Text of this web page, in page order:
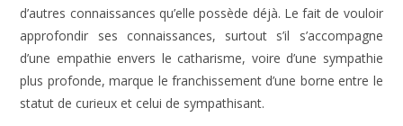
d’autres connaissances qu’elle possède déjà. Le fait de vouloir
approfondir ses connaissances, surtout s’il s’accompagne
d’une empathie envers le catharisme, voire d’une sympathie
plus profonde, marque le franchissement d’une borne entre le
statut de curieux et celui de sympathisant.